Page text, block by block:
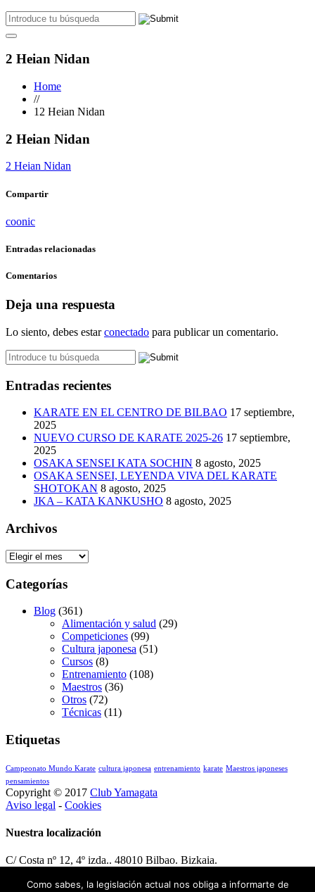
2 Heian Nidan
Home
//
12 Heian Nidan
2 Heian Nidan
2 Heian Nidan
Compartir
coonic
Entradas relacionadas
Comentarios
Deja una respuesta
Lo siento, debes estarconectado para publicar un comentario.
Entradas recientes
KARATE EN EL CENTRO DE BILBAO 17 septiembre,
2025
NUEVO CURSO DE KARATE 2025-26 17 septiembre,
2025
OSAKA SENSEI KATA SOCHIN 8 agosto, 2025
OSAKA SENSEI, LEYENDA VIVA DEL KARATE
SHOTOKAN 8 agosto, 2025
JKA – KATA KANKUSHO 8 agosto, 2025
Archivos
Archivos
Categorías
Blog (361)
Alimentación y salud (29)
Competiciones (99)
Cultura japonesa (51)
Cursos (8)
Entrenamiento (108)
Maestros (36)
Otros (72)
Técnicas (11)
Etiquetas
Campeonato Mundo Karate cultura japonesa entrenamiento karate Maestros japoneses
pensamientos
Copyright © 2017 Club Yamagata
Aviso legal - Cookies
Nuestra localización
C/ Costa nº 12, 4º izda.. 48010 Bilbao. Bizkaia.
Como sabes, la legislación actual nos obliga a informarte de